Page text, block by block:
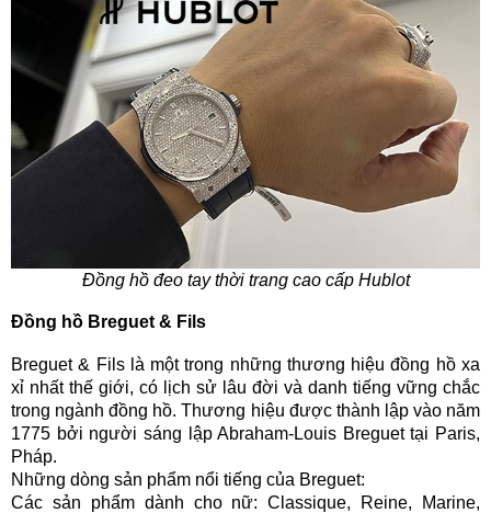
Đồng hồ đeo tay thời trang cao cấp Hublot
Đồng hồ Breguet & Fils
Breguet & Fils là một trong những thương hiệu đồng hồ xa
xỉ nhất thế giới, có lịch sử lâu đời và danh tiếng vững chắc
trong ngành đồng hồ. Thương hiệu được thành lập vào năm
1775 bởi người sáng lập Abraham-Louis Breguet tại Paris,
Pháp.
Những dòng sản phẩm nổi tiếng của Breguet:
Các sản phẩm dành cho nữ: Classique, Reine, Marine,